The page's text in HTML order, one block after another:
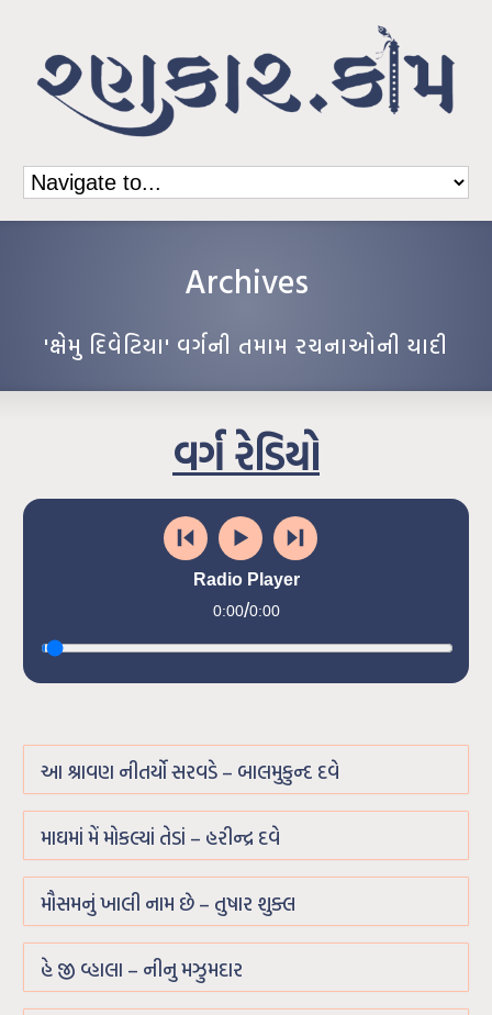
Archives
'ક્ષેમુ દિવેટિયા' વર્ગની તમામ રચનાઓની યાદી
વર્ગ રેડિયો
Radio Player
0:00/0:00
આ શ્રાવણ નીતર્યો સરવડે – બાલમુકુન્દ દવે
માઘમાં મેં મોકલ્યાં તેડાં – હરીન્દ્ર દવે
મૌસમનું ખાલી નામ છે – તુષાર શુક્લ
હે જી વ્હાલા – નીનુ મઝુમદાર